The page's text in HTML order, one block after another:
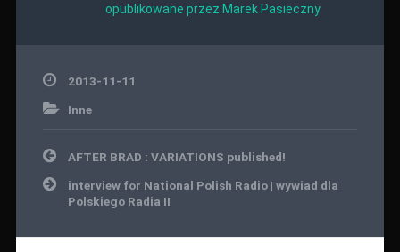
opublikowane przez Marek Pasieczny
2013-11-11
Inne
Nawigacja
wpisu
AFTER BRAD : VARIATIONS published!
interview for National Polish Radio | wywiad dla
Polskiego Radia II